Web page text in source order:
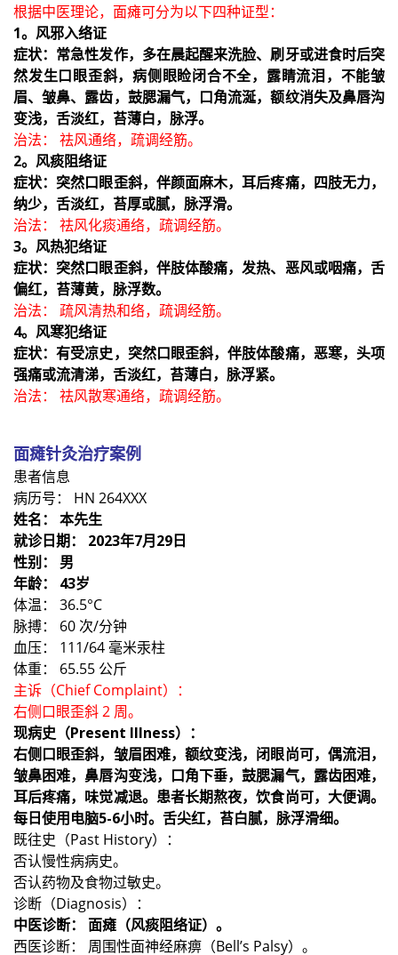
根据中医理论，面瘫可分为以下四种证型：
1。风邪入络证
症状：常急性发作，多在晨起醒来洗脸、刷牙或进食时后突
然发生口眼歪斜，病侧眼睑闭合不全，露睛流泪，不能皱
眉、皱鼻、露齿，鼓腮漏气，口角流涎，额纹消失及鼻唇沟
变浅，舌淡红，苔薄白，脉浮。
治法： 祛风通络，疏调经筋。
2。风痰阻络证
症状：突然口眼歪斜，伴颜面麻木，耳后疼痛，四肢无力，
纳少，舌淡红，苔厚或腻，脉浮滑。
治法： 祛风化痰通络，疏调经筋。
3。风热犯络证
症状：突然口眼歪斜，伴肢体酸痛，发热、恶风或咽痛，舌
偏红，苔薄黄，脉浮数。
治法： 疏风清热和络，疏调经筋。
4。风寒犯络证
症状：有受凉史，突然口眼歪斜，伴肢体酸痛，恶寒，头项
强痛或流清涕，舌淡红，苔薄白，脉浮紧。
治法： 祛风散寒通络，疏调经筋。
面瘫针灸治疗案例
患者信息
病历号： HN 264XXX
姓名： 本先生
就诊日期： 2023年7月29日
性别： 男
年龄： 43岁
体温： 36.5°C
脉搏： 60 次/分钟
血压： 111/64 毫米汞柱
体重： 65.55 公斤
主诉（Chief Complaint）：
右侧口眼歪斜 2 周。
现病史（Present Illness）：
右侧口眼歪斜，皱眉困难，额纹变浅，闭眼尚可，偶流泪，
皱鼻困难，鼻唇沟变浅，口角下垂，鼓腮漏气，露齿困难，
耳后疼痛，味觉减退。患者长期熬夜，饮食尚可，大便调。
每日使用电脑5-6小时。舌尖红，苔白腻，脉浮滑细。
既往史（Past History）：
否认慢性病病史。
否认药物及食物过敏史。
诊断（Diagnosis）：
中医诊断： 面瘫（风痰阻络证）。
西医诊断： 周围性面神经麻痹（Bell’s Palsy）。